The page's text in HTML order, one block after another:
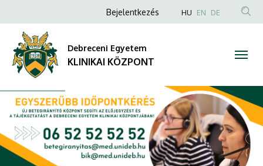
KÖZPONT
Anonim
fiók
menüje
Bejelentkezés HU EN DE
Debreceni Egyetem
KLINIKAI KÖZPONT
DIAVETÍTÉS